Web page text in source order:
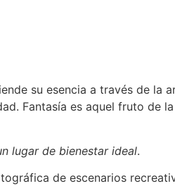
su esencia a través de la
Fantasía es aquel fruto de
lugar de bienestar ideal.
de escenarios